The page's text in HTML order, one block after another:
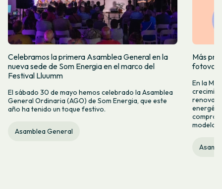
Celebramos la primera Asamblea General en la
nueva sede de Som Energia en el marco del
Festival Lluumm
El sábado 30 de mayo hemos celebrado la Asamblea
General Ordinaria (AGO) de Som Energia, que este
año ha tenido un toque festivo.
Asamblea General
Más
En la
modelo